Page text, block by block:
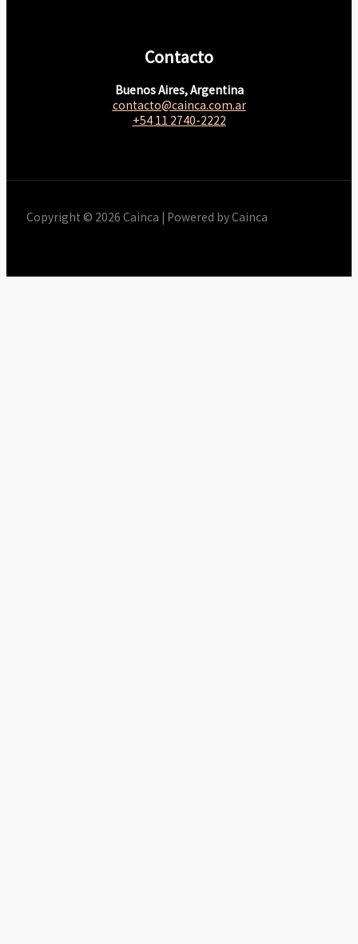
Contacto
Buenos Aires, Argentina
contacto@cainca.com.ar
+54 11 2740-2222
Copyright © 2026 Cainca | Powered by Cainca